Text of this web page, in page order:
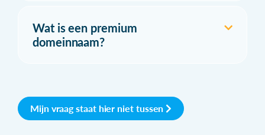
Wat is een premium
domeinnaam?
Mijn vraag staat hier niet tussen